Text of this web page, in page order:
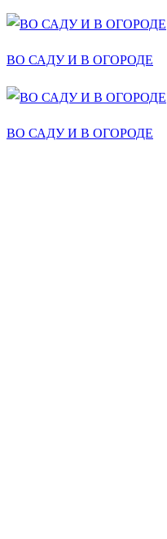
ВО САДУ И В ОГОРОДЕ
ВО САДУ И В ОГОРОДЕ